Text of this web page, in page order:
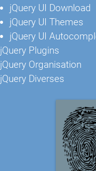
jQuery UI Download
jQuery UI Themes
jQuery UI
jQuery Plugins
jQuery Organisation
jQuery Diverses